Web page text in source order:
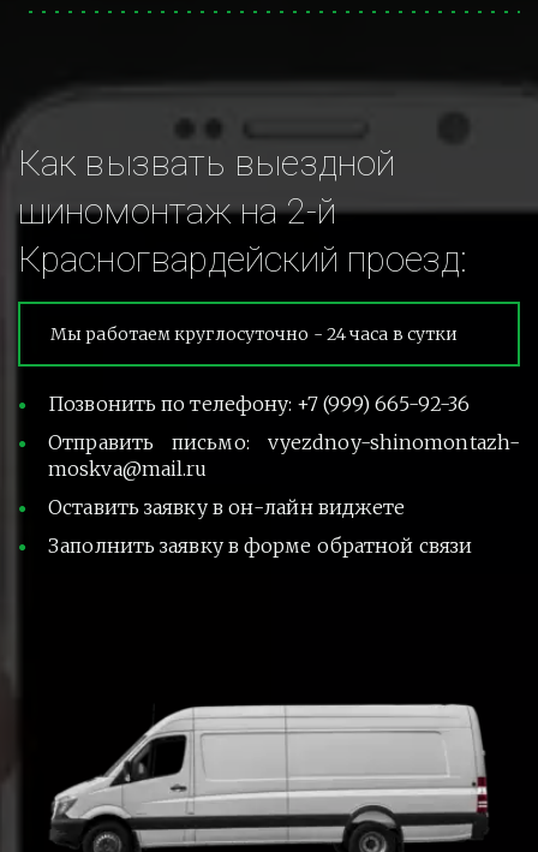
Как вызвать выездной
шиномонтаж на 2-й
Красногвардейский проезд:
Мы работаем круглосуточно - 24 часа в сутки
Позвонить по телефону: +7 (999) 665-92-36
Отправить письмо: vyezdnoy-shinomontazh-
moskva@mail.ru
Оставить заявку в он-лайн виджете
Заполнить заявку в форме обратной связи